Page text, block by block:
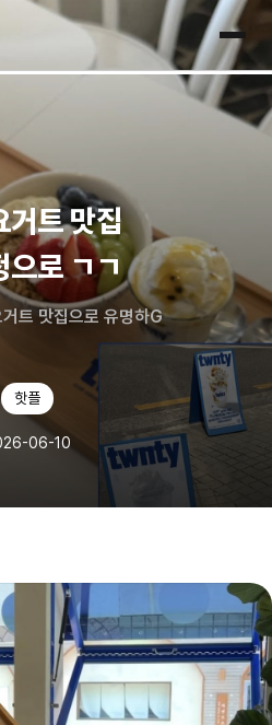
전체
거트 맛집
으로 ㄱㄱ
트 맛집으로 유명하G
핫플
06-10